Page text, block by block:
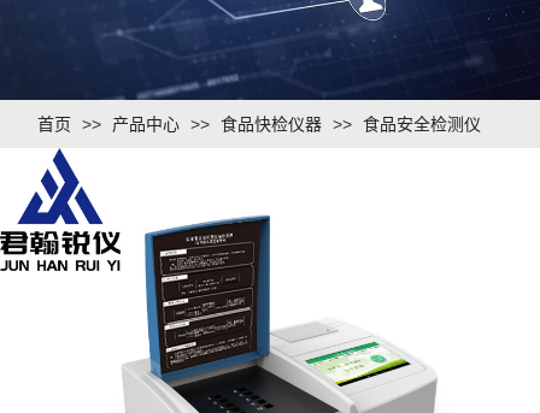
首页 >> 产品中心 >> 食品快检仪器 >> 食品安全检测仪